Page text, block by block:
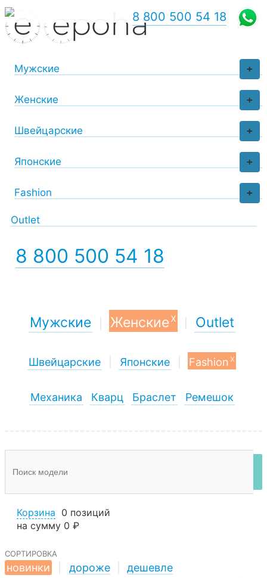
+
Мужские
+
Женские
+
Швейцарские
+
Японские
+
Fashion
Outlet
8 800 500 54 18
8 800 500 54 18
Мужские Женскиеx Outlet
Швейцарские Японские Fashion x
Механика Кварц Браслет Ремешок
Корзина 0 позиций
на сумму 0 ₽
сортировка
новинки
дороже дешевле